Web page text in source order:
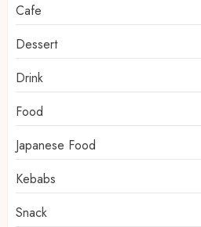
Cafe
Dessert
Drink
Food
Japanese Food
Kebabs
Snack